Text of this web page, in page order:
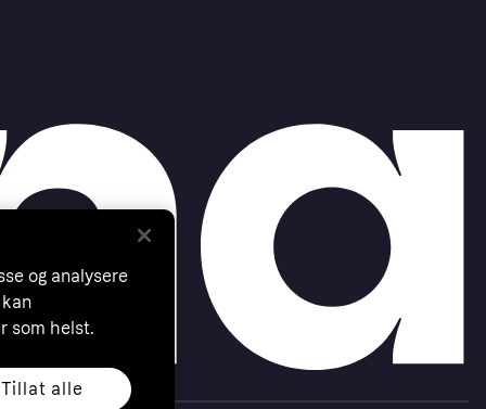
og analysere
som helst.
Tillat alle